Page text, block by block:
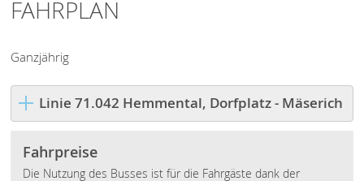
FAHRPLAN
Ganzjährig
Linie 71.042 Hemmental, Dorfplatz - Mäserich
Fahrpreise
Die Nutzung des Busses ist für die Fahrgäste dank der